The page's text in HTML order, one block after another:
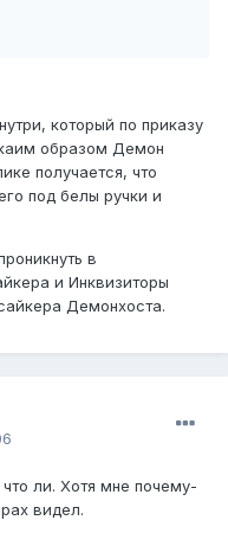
который по приказу
образом Демон
получается, что
под белы ручки и
в
и Инквизиторы
Демонхоста.
ли. Хотя мне почему-
видел.